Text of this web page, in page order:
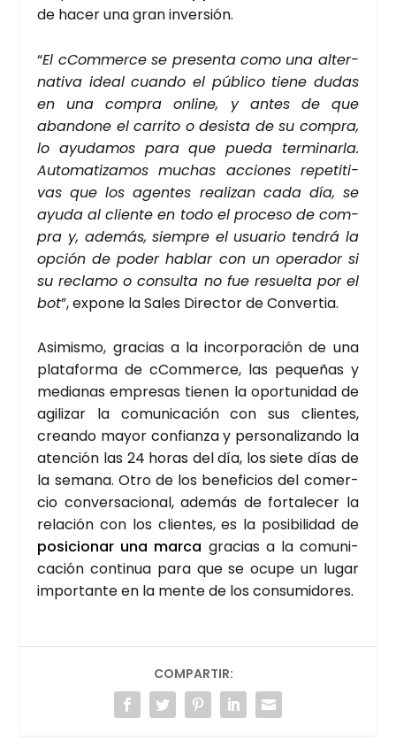
de hacer una gran inver­sión.
“El cCom­mer­ce se pre­sen­ta como una alter­
na­ti­va ideal cuan­do el públi­co tie­ne dudas
en una com­pra onli­ne, y antes de que
aban­do­ne el carri­to o desis­ta de su com­pra,
lo ayu­da­mos para que pue­da ter­mi­nar­la.
Auto­ma­ti­za­mos muchas accio­nes repe­ti­ti­
vas que los agen­tes rea­li­zan cada día, se
ayu­da al clien­te en todo el pro­ce­so de com­
pra y, ade­más, siem­pre el usua­rio ten­drá la
opción de poder hablar con un ope­ra­dor si
su recla­mo o con­sul­ta no fue resuel­ta por el
bot”, expo­ne la Sales Direc­tor de Con­ver­tia.
Asi­mis­mo, gra­cias a la incor­po­ra­ción de una
pla­ta­for­ma de cCom­mer­ce, las peque­ñas y
media­nas empre­sas tie­nen la opor­tu­ni­dad de
agi­li­zar la comu­ni­ca­ción con sus clien­tes,
crean­do mayor con­fian­za y per­so­na­li­zan­do la
aten­ción las 24 horas del día, los sie­te días de
la sema­na. Otro de los bene­fi­cios del comer­
cio con­ver­sa­cio­nal, ade­más de for­ta­le­cer la
rela­ción con los clien­tes, es la posi­bi­li­dad de
posi­cio­nar una mar­ca gra­cias a la comu­ni­
ca­ción con­ti­nua para que se ocu­pe un lugar
impor­tan­te en la men­te de los con­su­mi­do­res.
COMPARTIR: